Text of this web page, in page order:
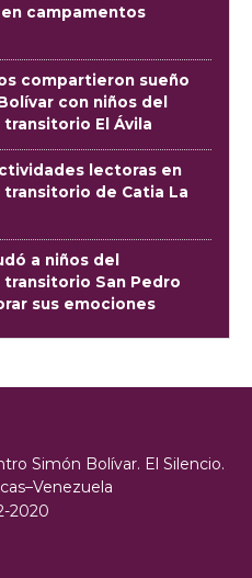
campamentos
compartieron sueño
con niños del
El Ávila
lectoras en
de Catia La
a niños del
San Pedro
sus emociones
Simón Bolívar. El Silencio.
2020